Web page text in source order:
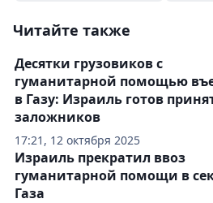
Читайте также
17:21, 12 октября 2025
Десятки грузовиков с
гуманитарной помощью
в Газу: Израиль готов
заложников
Израиль прекратил ввоз
гуманитарной помощи в
Газа